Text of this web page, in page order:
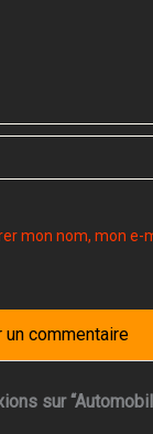
mon nom, mon e-
sur